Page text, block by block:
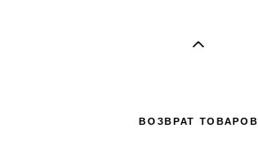
ВОЗВРАТ ТОВАРОВ